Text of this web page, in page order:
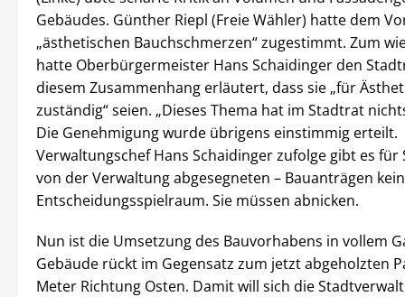
Gebäudes. Günther Riepl (Freie Wähler) hatte dem
„ästhetischen Bauchschmerzen“ zugestimmt. Zum
hatte Oberbürgermeister Hans Schaidinger den
diesem Zusammenhang erläutert, dass sie „für
zuständig“ seien. „Dieses Thema hat im Stadtrat
Die Genehmigung wurde übrigens einstimmig erteilt.
Verwaltungschef Hans Schaidinger zufolge gibt es für
von der Verwaltung abgesegneten – Bauanträgen
Entscheidungsspielraum. Sie müssen abnicken.
Nun ist die Umsetzung des Bauvorhabens in vollem
Gebäude rückt im Gegensatz zum jetzt abgeholzten
Meter Richtung Osten. Damit will sich die